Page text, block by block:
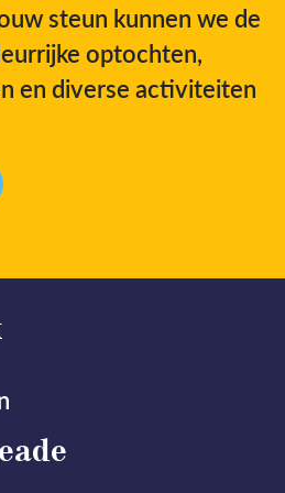
steun kunnen we de
optochten,
en diverse activiteiten